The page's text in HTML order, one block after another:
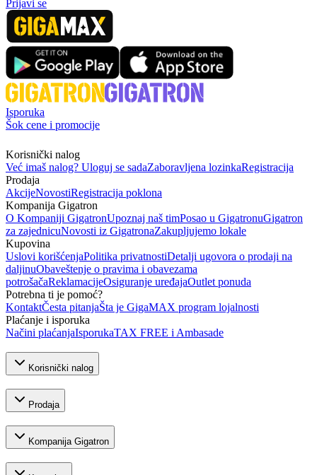
Prijavi se
Isporuka
Šok cene i promocije
Korisnički nalog
Već imaš nalog? Uloguj se sadaZaboravljena lozinkaRegistracija
Prodaja
AkcijeNovostiRegistracija poklona
Kompanija Gigatron
O Kompaniji GigatronUpoznaj naš timPosao u GigatronuGigatron
za zajednicuNovosti iz GigatronaZakupljujemo lokale
Kupovina
Uslovi korišćenjaPolitika privatnostiDetalji ugovora o prodaji na
daljinuObaveštenje o pravima i obavezama
potrošačaReklamacijeOsiguranje uređajaOutlet ponuda
Potrebna ti je pomoć?
KontaktČesta pitanjaŠta je GigaMAX program lojalnosti
Plaćanje i isporuka
Načini plaćanjaIsporukaTAX FREE i Ambasade
Korisnički nalog
Prodaja
Kompanija Gigatron